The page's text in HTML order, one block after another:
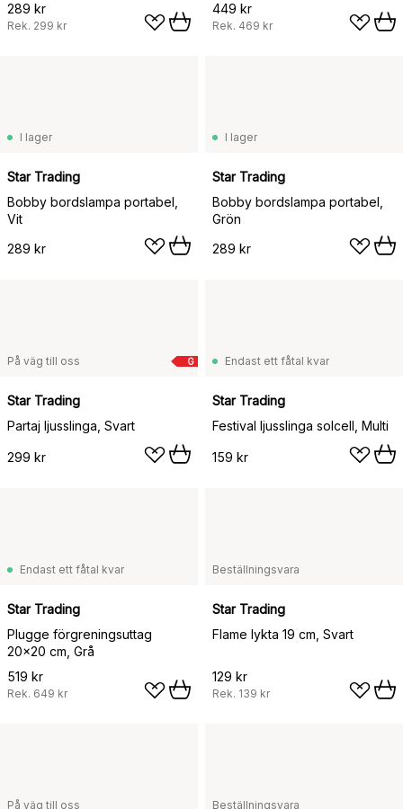
289 kr
Rek. 299 kr
449 kr
Rek. 469 kr
I lager
Star Trading
Bobby bordslampa portabel,
Vit
289 kr
I lager
Star Trading
Bobby bordslampa portabel,
Grön
289 kr
G
På väg till oss
Star Trading
Partaj ljusslinga, Svart
299 kr
Endast ett fåtal kvar
Star Trading
Festival ljusslinga solcell, Multi
159 kr
Endast ett fåtal kvar
Star Trading
Plugge förgreningsuttag
20x20 cm, Grå
519 kr
Rek. 649 kr
Beställningsvara
Star Trading
Flame lykta 19 cm, Svart
129 kr
Rek. 139 kr
På väg till oss Beställningsvara